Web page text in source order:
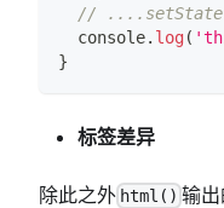
//
console. log(
}
标签差异
除此之外 html() 输